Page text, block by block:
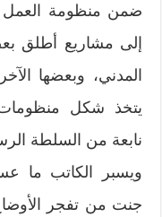
ضمن منظومة العمل
إلى مشاريع أطلق
المدني، وبعضها
يتخذ شكل منظومات
نابعة من السلطة
ويسبر الكاتب ما
جنت من تفجر